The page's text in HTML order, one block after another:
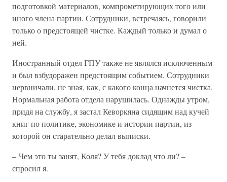
подготовкой материалов, компрометирующих того или
иного члена партии. Сотрудники, встречаясь, говорили
только о предстоящей чистке. Каждый только и думал о
ней.
Иностранный отдел ГПУ также не являлся исключенным
и был взбудоражен предстоящим событием. Сотрудники
нервничали, не зная, как, с какого конца начнется чистка.
Нормальная работа отдела нарушилась. Однажды утром,
придя на службу, я застал Кеворкяна сидящим над кучей
книг по политике, экономике и истории партии, из
которой он старательно делал выписки.
– Чем это ты занят, Коля? У тебя доклад что ли? –
спросил я.